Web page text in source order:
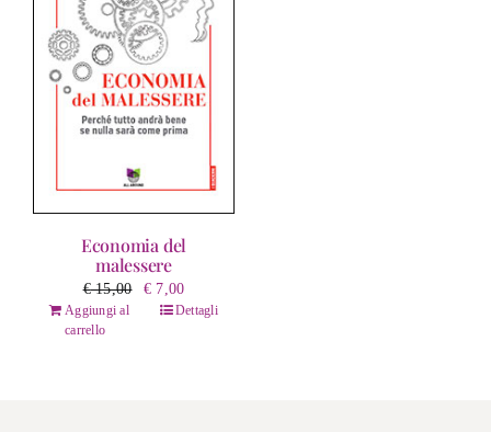
Economia del
malessere
€15,00
Il
prezzo
€ 7,00Il
prezzo
Aggiungi al
carrello
Dettagli